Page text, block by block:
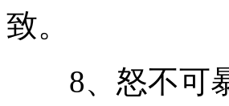
致。
8、怒不可暴